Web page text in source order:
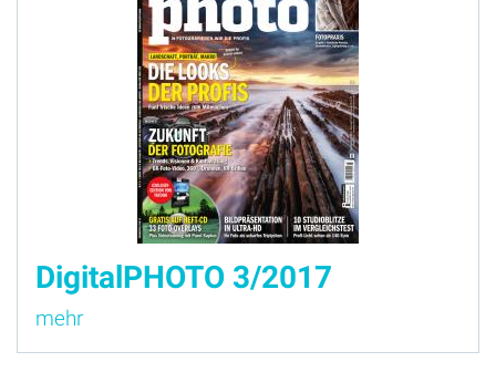
DigitalPHOTO 3/2017
mehr